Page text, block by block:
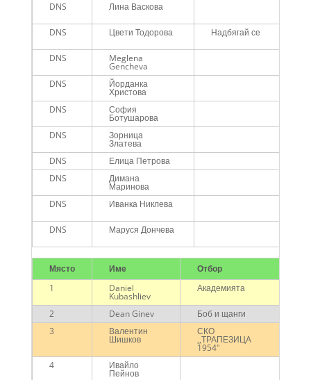
DNS Лина Васкова
DNS
Цвети Тодорова Надбягай се
DNS
Meglena
Gencheva
DNS Йорданка
Христова
DNS София
Ботушарова
DNS Зорница
Златева
DNS Елица Петрова
DNS
Димана
Маринова
DNS Иванка Никлева
DNS
Маруся Дончева
Място Име Отбор
1
Daniel
Kubashliev
Академията
2 Dean Ginev Боб и щанги
3
Валентин
Шишков
СКО
,,ТРАПЕЗИЦА
1954"
4 Ивайло
Пейнов